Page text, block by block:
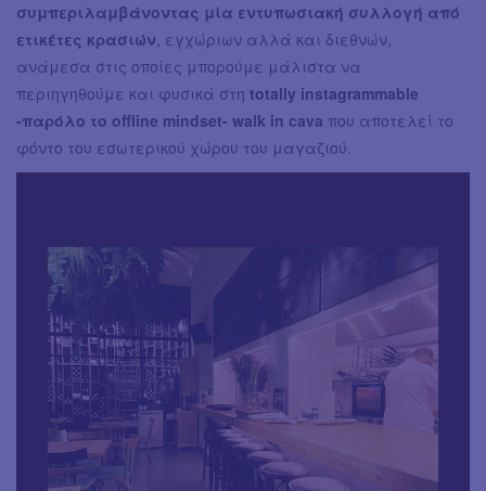
συμπεριλαμβάνοντας μία εντυπωσιακή συλλογή από
ετικέτες κρασιών, εγχώριων αλλά και διεθνών,
ανάμεσα στις οποίες μπορούμε μάλιστα να
περιηγηθούμε και φυσικά στη totally instagrammable
-παρόλο το offline mindset- walk in cava που αποτελεί το
φόντο του εσωτερικού χώρου του μαγαζιού.